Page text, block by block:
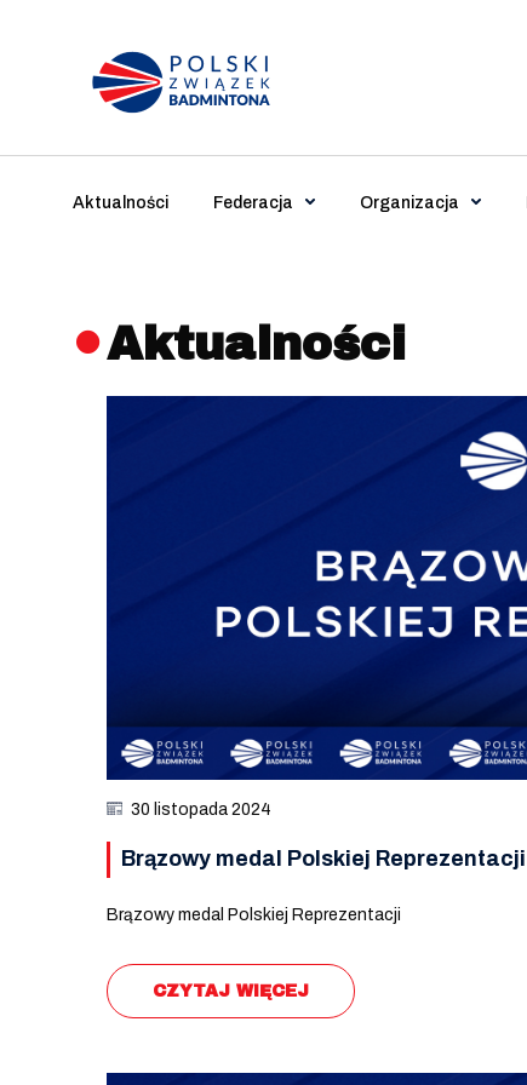
Main Navigation
Aktualności Federacja Organizacja
Aktualności
30 listopada 2024
Brązowy medal Polskiej Reprezentacji
Brązowy medal Polskiej Reprezentacji
CZYTAJ WIĘCEJ